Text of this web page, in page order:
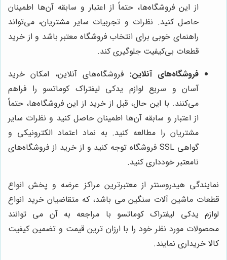
از این فروشگاه‌ها، حتماً از اعتبار و سابقه آن‌ها اطمینان
حاصل کنید. نظرات و تجربیات سایر مشتریان، می‌تواند
راهنمای خوبی برای انتخاب فروشگاه معتبر باشد و از خرید
قطعات بی‌کیفیت جلوگیری کند.
فروشگاه‌های آنلاین: فروشگاه‌های آنلاین، امکان خرید
آسان و سریع لوازم یدکی لیفتراک کوماتسو را فراهم
می‌کنند. با این حال، قبل از خرید از این فروشگاه‌ها، حتماً
از اعتبار و سابقه آن‌ها اطمینان حاصل کنید و نظرات سایر
مشتریان را مطالعه کنید. به نماد اعتماد الکترونیکی و
گواهی SSL فروشگاه توجه کنید و از خرید از فروشگاه‌های
نامعتبر خودداری کنید.
نمایندگی هیدروسنتر از معتبرترین مراکز عرضه و پخش انواع
قطعات ماشین آلات سنگین می باشد، که متقاضیان خرید انواع
لوازم یدکی لیفتراک کوماتسو با مراجعه به آن می توانند
محصولات مورد نظر خود را با ارزان ترین قیمت و تضمین کیفیت
کالا خریداری نمایند.